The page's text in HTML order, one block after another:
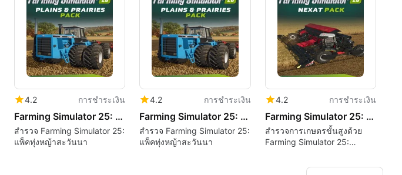
4.2 การชำระเงิน
Farming Simulator 25: Plains Prairies Pack
สำรวจ Farming Simulator 25:
แพ็คทุ่งหญ้าสะวันนา
4.2 การชำระเงิน
Farming Simulator 25: Plains Prairies Pack
สำรวจ Farming Simulator 25:
แพ็คทุ่งหญ้าสะวันนา
4.2 การชำระเงิน
Farming Simulator 25: NEXAT Pack
สำรวจการเกษตรขั้นสูงด้วย
Farming Simulator 25: